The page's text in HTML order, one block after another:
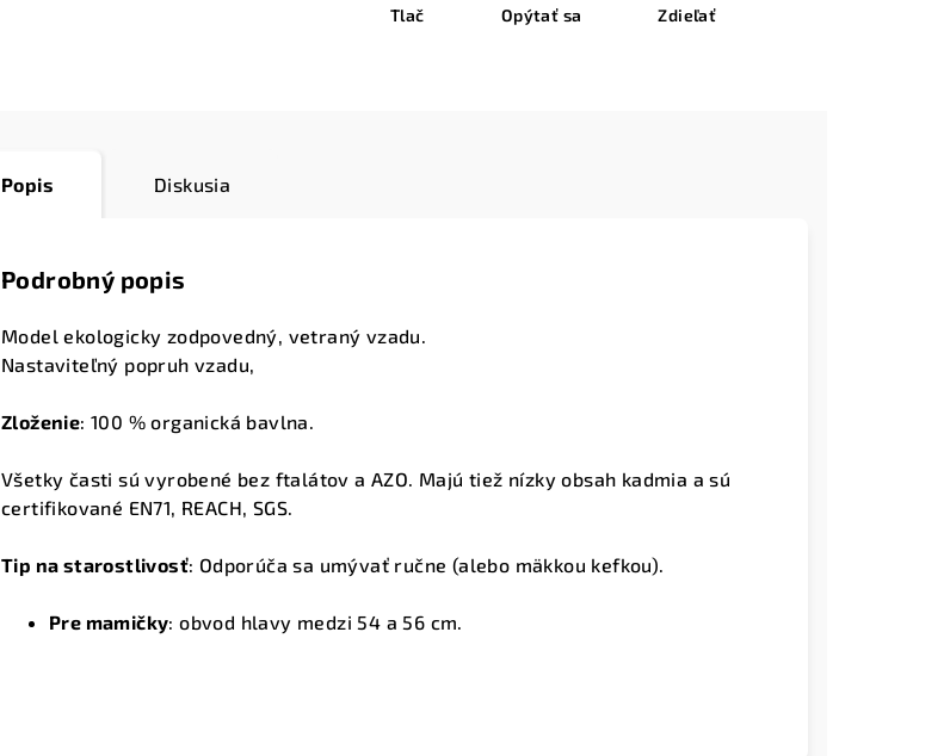
Tlač Opýtať sa Zdieľať
Popis Diskusia
Podrobný popis
Model ekologicky zodpovedný, vetraný vzadu.
Nastaviteľný popruh vzadu,
Zloženie:100 % organická bavlna.
Všetky časti sú vyrobené bez ftalátov a AZO. Majú tiež nízky obsah kadmia a sú
certifikované EN71, REACH, SGS.
Tip na starostlivosť: Odporúča sa umývať ručne (alebo mäkkou kefkou).
Pre mamičky: obvod hlavy medzi 54 a 56 cm.